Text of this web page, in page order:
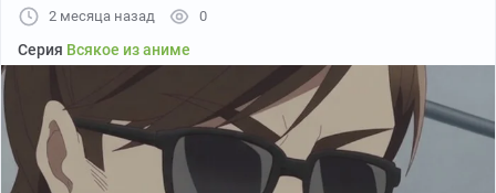
2 месяца назад 0
Серия Всякое из аниме